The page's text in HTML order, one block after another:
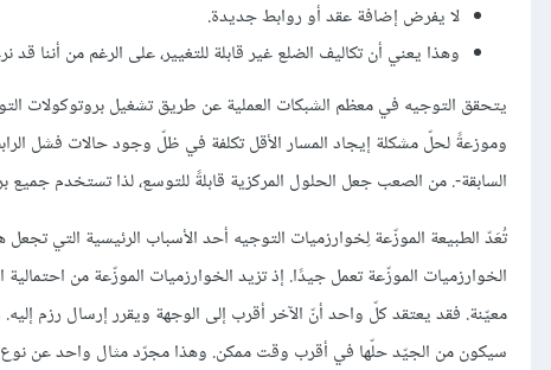
لا يفرض إضافة عقد أو روابط جديدة.
وهذا يعني أن تكاليف الضلع غير قابلة للتغيير، على الرغم من أننا
يتحقق التوجيه في معظم الشبكات العملية عن طريق تشغيل بروتوكولات
السابقة-. من الصعب جعل الحلول المركزية قابلةً للتوسع، لذا تستخدم
تُعَدّ الطبيعة الموزّعة لِخوارزميات التوجيه أحد الأسباب الرئيسية التي
الخوارزميات الموزّعة تعمل جيدًا. إذ تزيد الخوارزميات الموزّعة من
معيّنة. فقد يعتقد كلّ واحد أنّ الآخر أقرب إلى الوجهة ويقرر إرسال رزم
سيكون من الجيّد حلّها في أقرب وقت ممكن. وهذا مجرّد مثال واحد عن نوع